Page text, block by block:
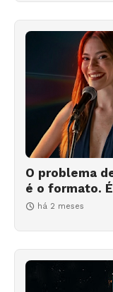
O problema
é o formato.
há 2 meses